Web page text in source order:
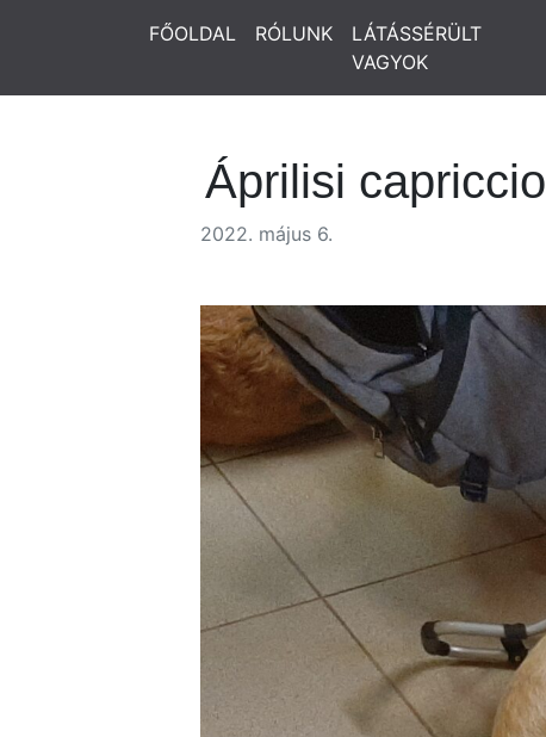
FŐOLDAL RÓLUNK
LÁTÁSSÉRÜLT
VAGYOK
Áprilisi capriccio
2022. május 6.